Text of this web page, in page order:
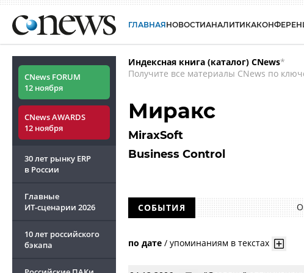
ГЛАВНАЯНОВОСТИАНАЛИТИКА
CNews FORUM
12 ноября
CNews AWARDS
12 ноября
30 лет рынку ERP
в России
Главные
ИТ-сценарии 2026
10 лет российского
бэкапа
Индексная книга (каталог) CNews*
Получите все материалы CNews по
Миракс
MiraxSoft
Business Control
СОБЫТИЯ
по дате / упоминаниям в текстах